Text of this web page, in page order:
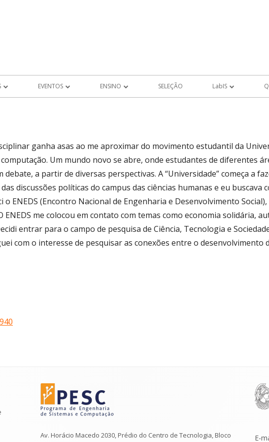
TRABALHO
EM ANAIS DE
EVENTOS
MEMÓRIA
ENSINO SELEÇÃO LabIS
ganha asas ao me aproximar do movimento estudantil da
Um mundo novo se abre, onde estudantes de diferentes
a partir de diversas perspectivas. A “Universidade” começa a
discussões políticas do campus das ciências humanas e eu
o ENEDS (Encontro Nacional de Engenharia e Desenvolvimento
ENEDS me colocou em contato com temas como economia solidária,
entrar para o campo de pesquisa de Ciência, Tecnologia e
com o interesse de pesquisar as conexões entre o
Av. Horácio Macedo 2030, Prédio do Centro de Tecnologia, Bloco
E-